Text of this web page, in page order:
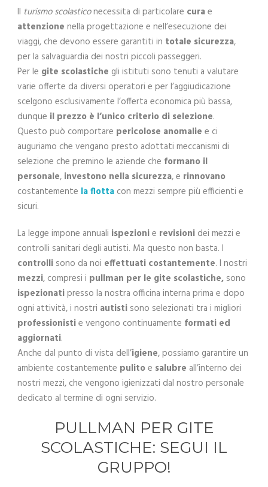
Il turismo scolasticonecessita di particolare curae
attenzione nella progettazione e nell’esecuzione dei
viaggi, che devono essere garantiti in totale sicurezza,
per la salvaguardia dei nostri piccoli passeggeri.
Per le gite scolastiche gli istituti sono tenuti a valutare
varie offerte da diversi operatori e per l’aggiudicazione
scelgono esclusivamente l’offerta economica più bassa,
dunque il prezzo è l’unico criterio di selezione.
Questo può comportare pericolose anomalie e ci
auguriamo che vengano presto adottati meccanismi di
selezione che premino le aziende che formano il
personale, investono nella sicurezza, e rinnovano
costantemente la flotta con mezzi sempre più efficienti e
sicuri.
La legge impone annuali ispezionie revisioni dei mezzi e
controlli sanitari degli autisti. Ma questo non basta. I
controlli sono da noi effettuati costantemente. I nostri
mezzi, compresi i pullman per le gite scolastiche, sono
ispezionatipresso la nostra officina interna prima e dopo
ogni attività, i nostri autisti sono selezionati tra i migliori
professionistie vengono continuamente formati ed
aggiornati.
Anche dal punto di vista dell’igiene, possiamo garantire un
ambiente costantemente pulitoe salubre all’interno dei
nostri mezzi, che vengono igienizzati dal nostro personale
dedicato al termine di ogni servizio.
PULLMAN PER GITE
SCOLASTICHE: SEGUI IL
GRUPPO!